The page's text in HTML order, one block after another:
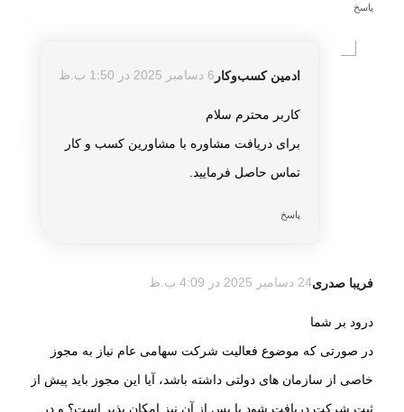
پاسخ
ادمین کسب‌و‌کار 6 دسامبر 2025 در 1:50 ب.ظ
کاربر محترم سلام
برای دریافت مشاوره با مشاورین کسب و کار
تماس حاصل فرمایید.
پاسخ
فریبا صدری24 دسامبر 2025 در 4:09 ب.ظ
درود بر شما
در صورتی که موضوع فعالیت شرکت سهامی عام نیاز به مجوز
خاصی از سازمان‌ های دولتی داشته باشد، آیا این مجوز باید پیش از
ثبت شرکت دریافت شود یا پس از آن نیز امکان‌ پذیر است؟ و در